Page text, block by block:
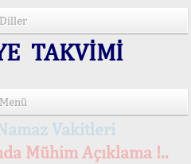
Diller
TAKVİMİ
Menü
Vakitleri
Mühim Açıklama !..